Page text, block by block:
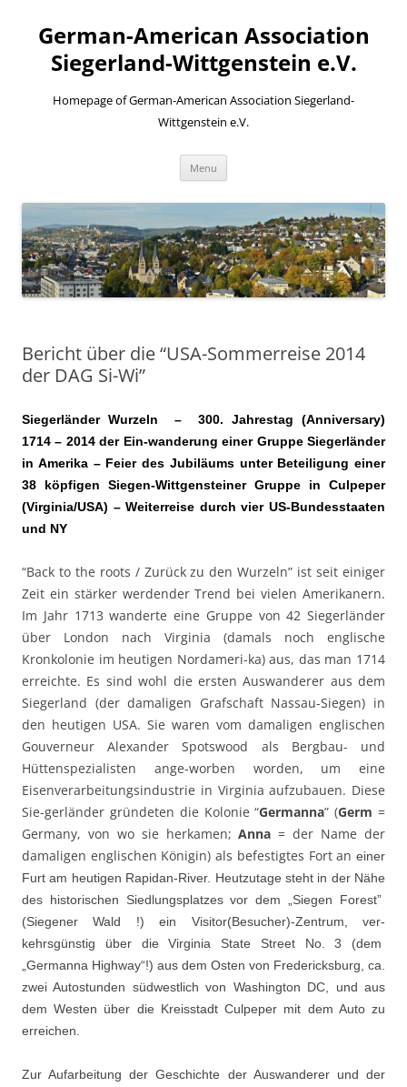
content
German-American Association
Siegerland-Wittgenstein e.V.
Homepage of German-American Association Siegerland-
Wittgenstein e.V.
Menu
Bericht über die “USA-Sommerreise 2014
der DAG Si-Wi”
Siegerländer Wurzeln – 300. Jahrestag (Anniversary)
1714 – 2014 der Ein-wanderung einer Gruppe Siegerländer
in Amerika – Feier des Jubiläums unter Beteiligung einer
38 köpfigen Siegen-Wittgensteiner Gruppe in Culpeper
(Virginia/USA) – Weiterreise durch vier US-Bundesstaaten
und NY
“Back to the roots / Zurück zu den Wurzeln” ist seit einiger
Zeit ein stärker werdender Trend bei vielen Amerikanern.
Im Jahr 1713 wanderte eine Gruppe von 42 Siegerländer
über London nach Virginia (damals noch englische
Kronkolonie im heutigen Nordameri-ka) aus, das man 1714
erreichte. Es sind wohl die ersten Auswanderer aus dem
Siegerland (der damaligen Grafschaft Nassau-Siegen) in
den heutigen USA. Sie waren vom damaligen englischen
Gouverneur Alexander Spotswood als Bergbau- und
Hüttenspezialisten ange-worben worden, um eine
Eisenverarbeitungsindustrie in Virginia aufzubauen. Diese
Sie-gerländer gründeten die Kolonie “Germanna” (Germ =
Germany, von wo sie herkamen;Anna = der Name der
damaligen englischen Königin) als befestigtes Fort an einer
Furt am heutigen Rapidan-River. Heutzutage steht in der Nähe
des historischen Siedlungsplatzes vor dem „Siegen Forest”
(Siegener Wald !) ein Visitor(Besucher)-Zentrum, ver-
kehrsgünstig über die Virginia State Street No. 3 (dem
„Germanna Highway“!) aus dem Osten von Fredericksburg, ca.
zwei Autostunden südwestlich von Washington DC, und aus
dem Westen über die Kreisstadt Culpeper mit dem Auto zu
erreichen.
Zur Aufarbeitung der Geschichte der Auswanderer und der